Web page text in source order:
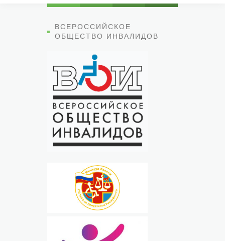
ВСЕРОССИЙСКОЕ
ОБЩЕСТВО ИНВАЛИДОВ